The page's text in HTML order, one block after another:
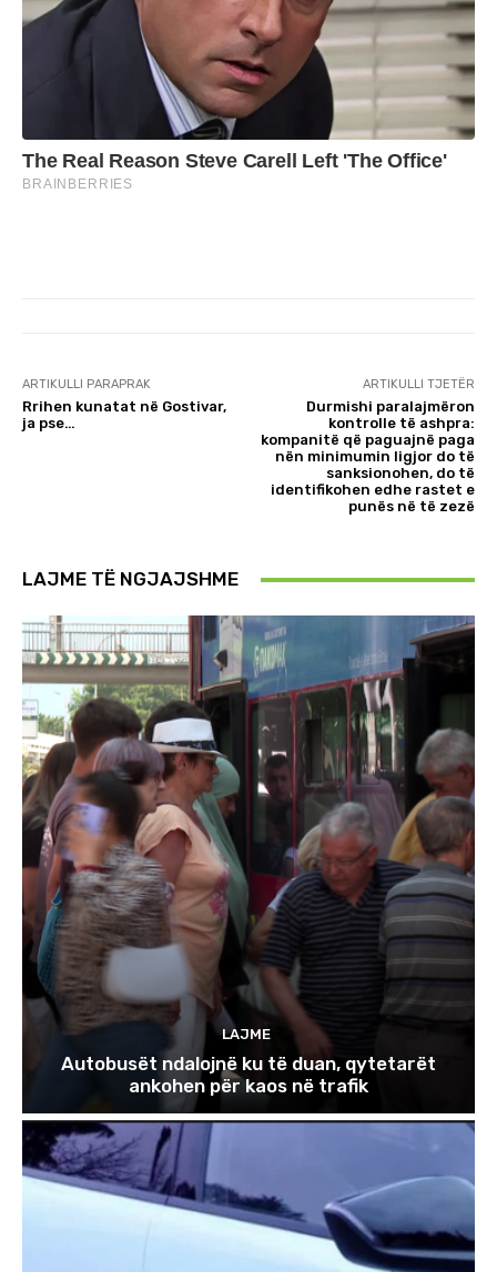
ARTIKULLI PARAPRAK
Rrihen kunatat në Gostivar,
ja pse…
ARTIKULLI TJETËR
Durmishi paralajmëron
kontrolle të ashpra:
kompanitë që paguajnë paga
nën minimumin ligjor do të
sanksionohen, do të
identifikohen edhe rastet e
punës në të zezë
LAJME TË NGJAJSHME
LAJME
Autobusët ndalojnë ku të duan, qytetarët
ankohen për kaos në trafik